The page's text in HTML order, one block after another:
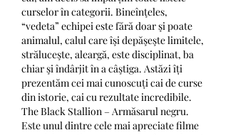
curselor în categorii. Bineînţeles,
“vedeta” echipei este fără doar şi poate
animalul, calul care îşi depăşeşte limitele,
străluceşte, aleargă, este disciplinat, ba
chiar şi îndârjit în a câştiga. Astăzi îți
prezentăm cei mai cunoscuți cai de curse
din istorie, cai cu rezultate incredibile.
The Black Stallion – Armăsarul negru.
Este unul dintre cele mai apreciate filme